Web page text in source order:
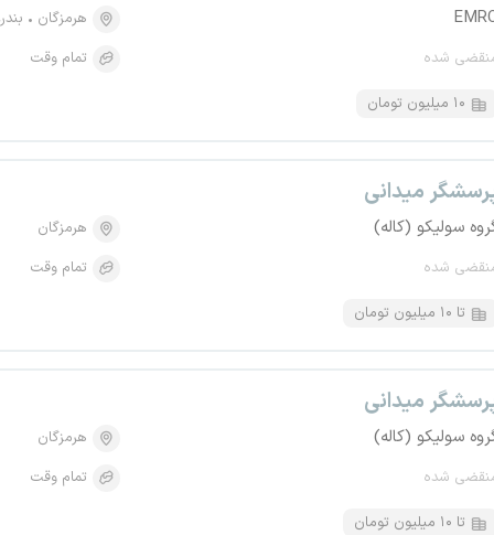
شده
هرمزگان
تمام وقت
۱۰ میلیون تومان
میدانی
سولیکو (کاله)
شده
هرمزگان
تمام وقت
تا ۱۰ میلیون تومان
میدانی
سولیکو (کاله)
شده
هرمزگان
تمام وقت
تا ۱۰ میلیون تومان